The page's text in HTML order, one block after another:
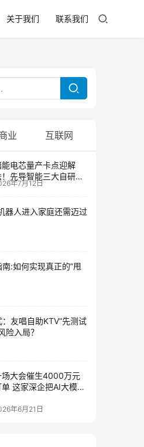
关于我们 联系我们
业 互联网
能电芯量产卡点迎解
！先导智能三大自研技
攻克大尺寸制芯难题
年7月12日
器人进入家庭还需迈过
:如何实现真正的”甩
友唱自助KTV“先测试
险入局？
场大会催生4000万元
这家深企把AI大模型
年6月21日